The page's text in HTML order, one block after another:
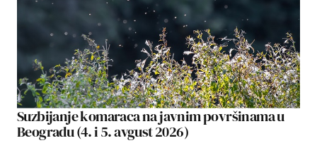
Suzbijanje komaraca na javnim površinama u
Beogradu (4. i 5. avgust 2026)